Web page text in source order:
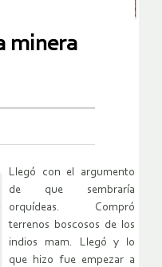
minera
Llegó con el argumento
de que sembraría
orquídeas. Compró
terrenos boscosos de los
indios mam. Llegó y lo
que hizo fue empezar a